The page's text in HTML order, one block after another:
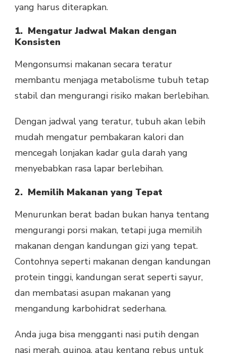
yang harus diterapkan.
1. Mengatur Jadwal Makan dengan
Konsisten
Mengonsumsi makanan secara teratur
membantu menjaga metabolisme tubuh tetap
stabil dan mengurangi risiko makan berlebihan.
Dengan jadwal yang teratur, tubuh akan lebih
mudah mengatur pembakaran kalori dan
mencegah lonjakan kadar gula darah yang
menyebabkan rasa lapar berlebihan.
2. Memilih Makanan yang Tepat
Menurunkan berat badan bukan hanya tentang
mengurangi porsi makan, tetapi juga memilih
makanan dengan kandungan gizi yang tepat.
Contohnya seperti makanan dengan kandungan
protein tinggi, kandungan serat seperti sayur,
dan membatasi asupan makanan yang
mengandung karbohidrat sederhana.
Anda juga bisa mengganti nasi putih dengan
nasi merah, quinoa, atau kentang rebus untuk